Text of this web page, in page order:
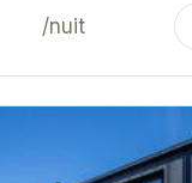
/nuit